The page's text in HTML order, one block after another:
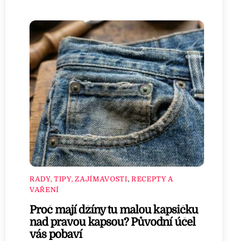
RADY, TIPY, ZAJÍMAVOSTI, RECEPTY A
VAŘENÍ
Proč mají džíny tu malou kapsičku
nad pravou kapsou? Původní účel
vás pobaví